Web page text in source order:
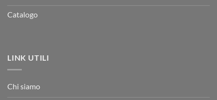
Catalogo
LINK UTILI
Chi siamo